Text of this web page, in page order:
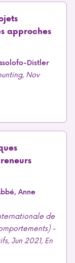
approches
Distler
Nov
Anne
de
-
Jun 2021, En